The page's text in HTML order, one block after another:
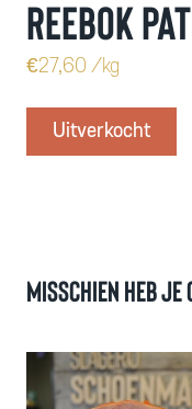
Reebok
€27,60 /kg
Uitverkocht
Misschien heb je